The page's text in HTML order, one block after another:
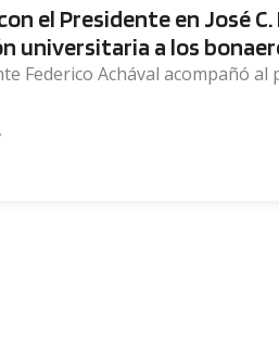
el Presidente en José
universitaria a los
Federico Achával acompañó